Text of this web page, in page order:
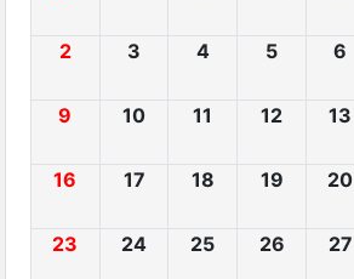
2 3 4 5 6
9 10 11 12 13
16 17 18 19 20
23 24 25 26 27